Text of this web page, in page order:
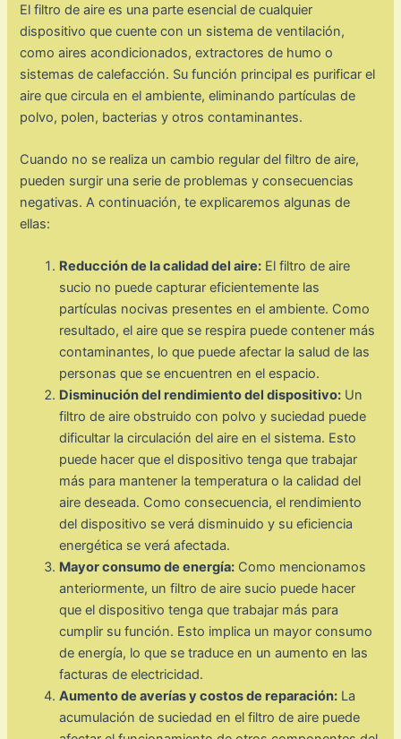
El filtro de aire es una parte esencial de cualquier
dispositivo que cuente con un sistema de ventilación,
como aires acondicionados, extractores de humo o
sistemas de calefacción. Su función principal es purificar el
aire que circula en el ambiente, eliminando partículas de
polvo, polen, bacterias y otros contaminantes.
Cuando no se realiza un cambio regular del filtro de aire,
pueden surgir una serie de problemas y consecuencias
negativas. A continuación, te explicaremos algunas de
ellas:
Reducción de la calidad del aire: El filtro de aire
sucio no puede capturar eficientemente las
partículas nocivas presentes en el ambiente. Como
resultado, el aire que se respira puede contener más
contaminantes, lo que puede afectar la salud de las
personas que se encuentren en el espacio.
Disminución del rendimiento del dispositivo: Un
filtro de aire obstruido con polvo y suciedad puede
dificultar la circulación del aire en el sistema. Esto
puede hacer que el dispositivo tenga que trabajar
más para mantener la temperatura o la calidad del
aire deseada. Como consecuencia, el rendimiento
del dispositivo se verá disminuido y su eficiencia
energética se verá afectada.
Mayor consumo de energía: Como mencionamos
anteriormente, un filtro de aire sucio puede hacer
que el dispositivo tenga que trabajar más para
cumplir su función. Esto implica un mayor consumo
de energía, lo que se traduce en un aumento en las
facturas de electricidad.
Aumento de averías y costos de reparación: La
acumulación de suciedad en el filtro de aire puede